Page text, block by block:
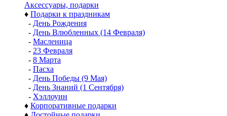
Аксессуары, подарки
♦ Подарки к праздникам
- День Рождения
- День Влюбленных (14 Февраля)
- Масленица
- 23 Февраля
- 8 Марта
- Пасха
- День Победы (9 Мая)
- День Знаний (1 Сентября)
- Хэллоуин
♦ Корпоративные подарки